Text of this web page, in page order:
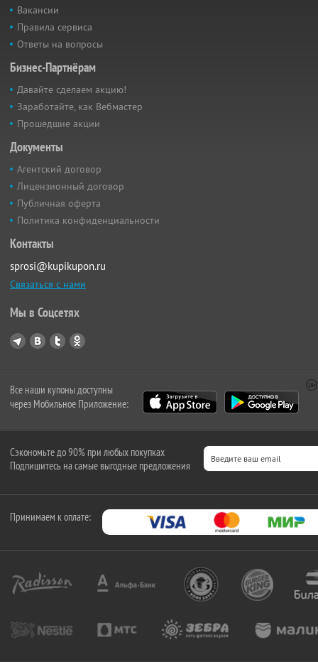
Вакансии
Правила сервиса
Ответы на вопросы
Бизнес-Партнёрам
Давайте сделаем акцию!
Заработайте, как Вебмастер
Прошедшие акции
Документы
Агентский договор
Лицензионный договор
Публичная оферта
Политика конфиденциальности
Контакты
sprosi@kupikupon.ru
Связаться с нами
Мы в Соцсетях
Все наши купоны доступны
через Мобильное Приложение:
Сэкономьте до 90% при любых покупках
Подпишитесь на самые выгодные предложения
Принимаем к оплате: